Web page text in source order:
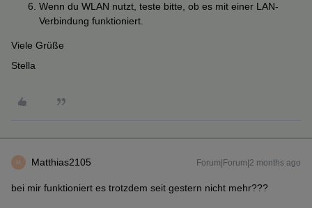
Wenn du WLAN nutzt, teste bitte, ob es mit einer LAN-
Verbindung funktioniert.
Viele Grüße
Stella
M Matthias2105 Forum|Forum|2 months ago
bei mir funktioniert es trotzdem seit gestern nicht mehr???